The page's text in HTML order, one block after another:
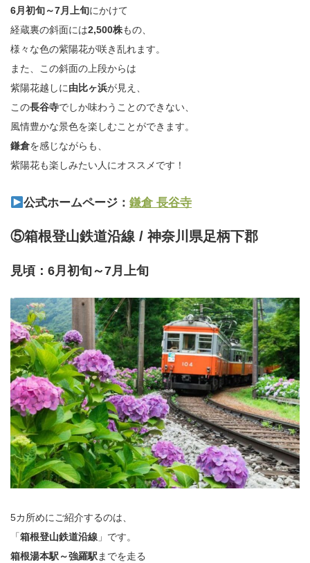
6月初旬～7月上旬にかけて
経蔵裏の斜面には2,500株もの、
様々な色の紫陽花が咲き乱れます。
また、この斜面の上段からは
紫陽花越しに由比ヶ浜が見え、
この長谷寺でしか味わうことのできない、
風情豊かな景色を楽しむことができます。
鎌倉を感じながらも、
紫陽花も楽しみたい人にオススメです！
公式ホームページ：鎌倉 長谷寺
⑤箱根登山鉄道沿線 / 神奈川県足柄下郡
見頃：6月初旬～7月上旬
5カ所めにご紹介するのは、
「箱根登山鉄道沿線 」です。
箱根湯本駅～強羅駅 までを走る